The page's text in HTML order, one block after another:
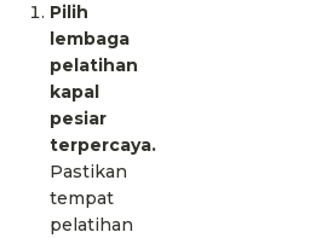
Pilih
lembaga
pelatihan
kapal
pesiar
terpercaya.
Pastikan
tempat
pelatihan